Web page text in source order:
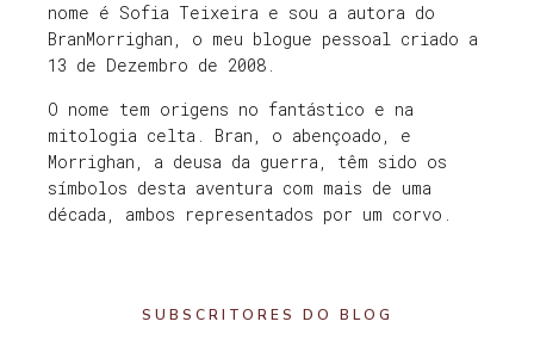
nome é Sofia Teixeira e sou a autora do
BranMorrighan, o meu blogue pessoal criado a
13 de Dezembro de 2008.
O nome tem origens no fantástico e na
mitologia celta. Bran, o abençoado, e
Morrighan, a deusa da guerra, têm sido os
símbolos desta aventura com mais de uma
década, ambos representados por um corvo.
SUBSCRITORES DO BLOG